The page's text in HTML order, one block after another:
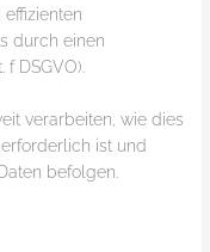
durch einen
f DSGVO).
verarbeiten, wie dies
ist und
befolgen.